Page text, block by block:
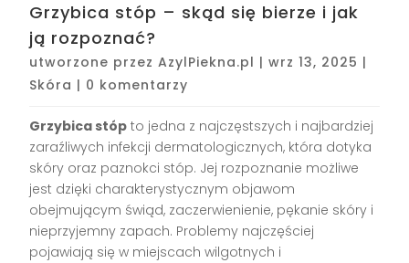
Grzybica stóp – skąd się bierze i jak
ją rozpoznać?
utworzone przezAzylPiekna.pl |wrz 13, 2025 |
Skóra | 0 komentarzy
Grzybica stóp to jedna z najczęstszych i najbardziej
zaraźliwych infekcji dermatologicznych, która dotyka
skóry oraz paznokci stóp. Jej rozpoznanie możliwe
jest dzięki charakterystycznym objawom
obejmującym świąd, zaczerwienienie, pękanie skóry i
nieprzyjemny zapach. Problemy najczęściej
pojawiają się w miejscach wilgotnych i